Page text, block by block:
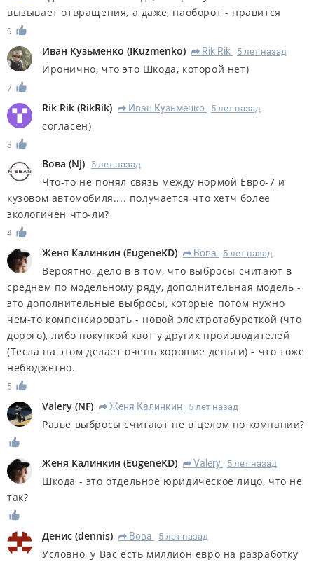
вызывает отвращения, а даже, наоборот - нравится
9
Иван Кузьменко (IKuzmenko) R Rik Rik 5 лет назад
Иронично, что это Шкода, которой нет)
7
Rik Rik (RikRik) R Иван Кузьменко 5 лет назад
согласен)
3
Вова (NJ) 5 лет назад
Что-то не понял связь между нормой Евро-7 и
кузовом автомобиля.... получается что хетч более
экологичен что-ли?
4
Женя Калинкин (EugeneKD) R Вова 5 лет назад
Вероятно, дело в в том, что выбросы считают в
среднем по модельному ряду, дополнительная модель -
это дополнительные выбросы, которые потом нужно
чем-то компенсировать - новой электротабуреткой (что
дорого), либо покупкой квот у других производителей
(Тесла на этом делает очень хорошие деньги) - что тоже
небюджетно.
5
Valery (NF) R Женя Калинкин 5 лет назад
Разве выбросы считают не в целом по компании?
Женя Калинкин (EugeneKD) R Valery 5 лет назад
Шкода - это отдельное юридическое лицо, что не
так?
Денис (dennis) R Вова 5 лет назад
Условно, у Вас есть миллион евро на разработку